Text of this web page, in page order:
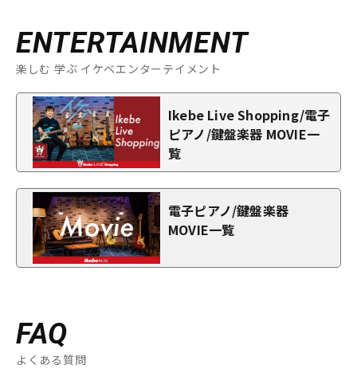
ENTERTAINMENT
楽しむ 学ぶ イケベエンターテイメント
Ikebe Live Shopping/電子
ピアノ/鍵盤楽器 MOVIE一
覧
電子ピアノ/鍵盤楽器
MOVIE一覧
FAQ
よくある質問